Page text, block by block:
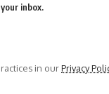
inbox.
in ourPrivacy